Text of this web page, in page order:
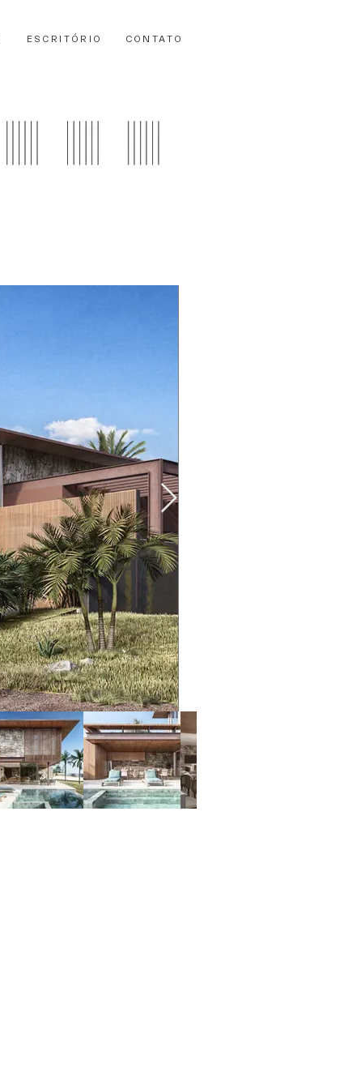
ESCRITÓRIO CONTATO